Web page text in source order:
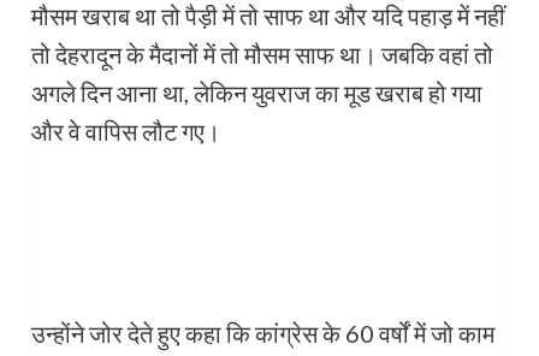
मौसम खराब था तो पैड़ी में तो साफ था और यदि पहाड़ में नहीं
तो देहरादून के मैदानों में तो मौसम साफ था। जबकि वहां तो
अगले दिन आना था, लेकिन युवराज का मूड खराब हो गया
और वे वापिस लौट गए।
उन्होंने जोर देते हुए कहा कि कांग्रेस के 60 वर्षों में जो काम